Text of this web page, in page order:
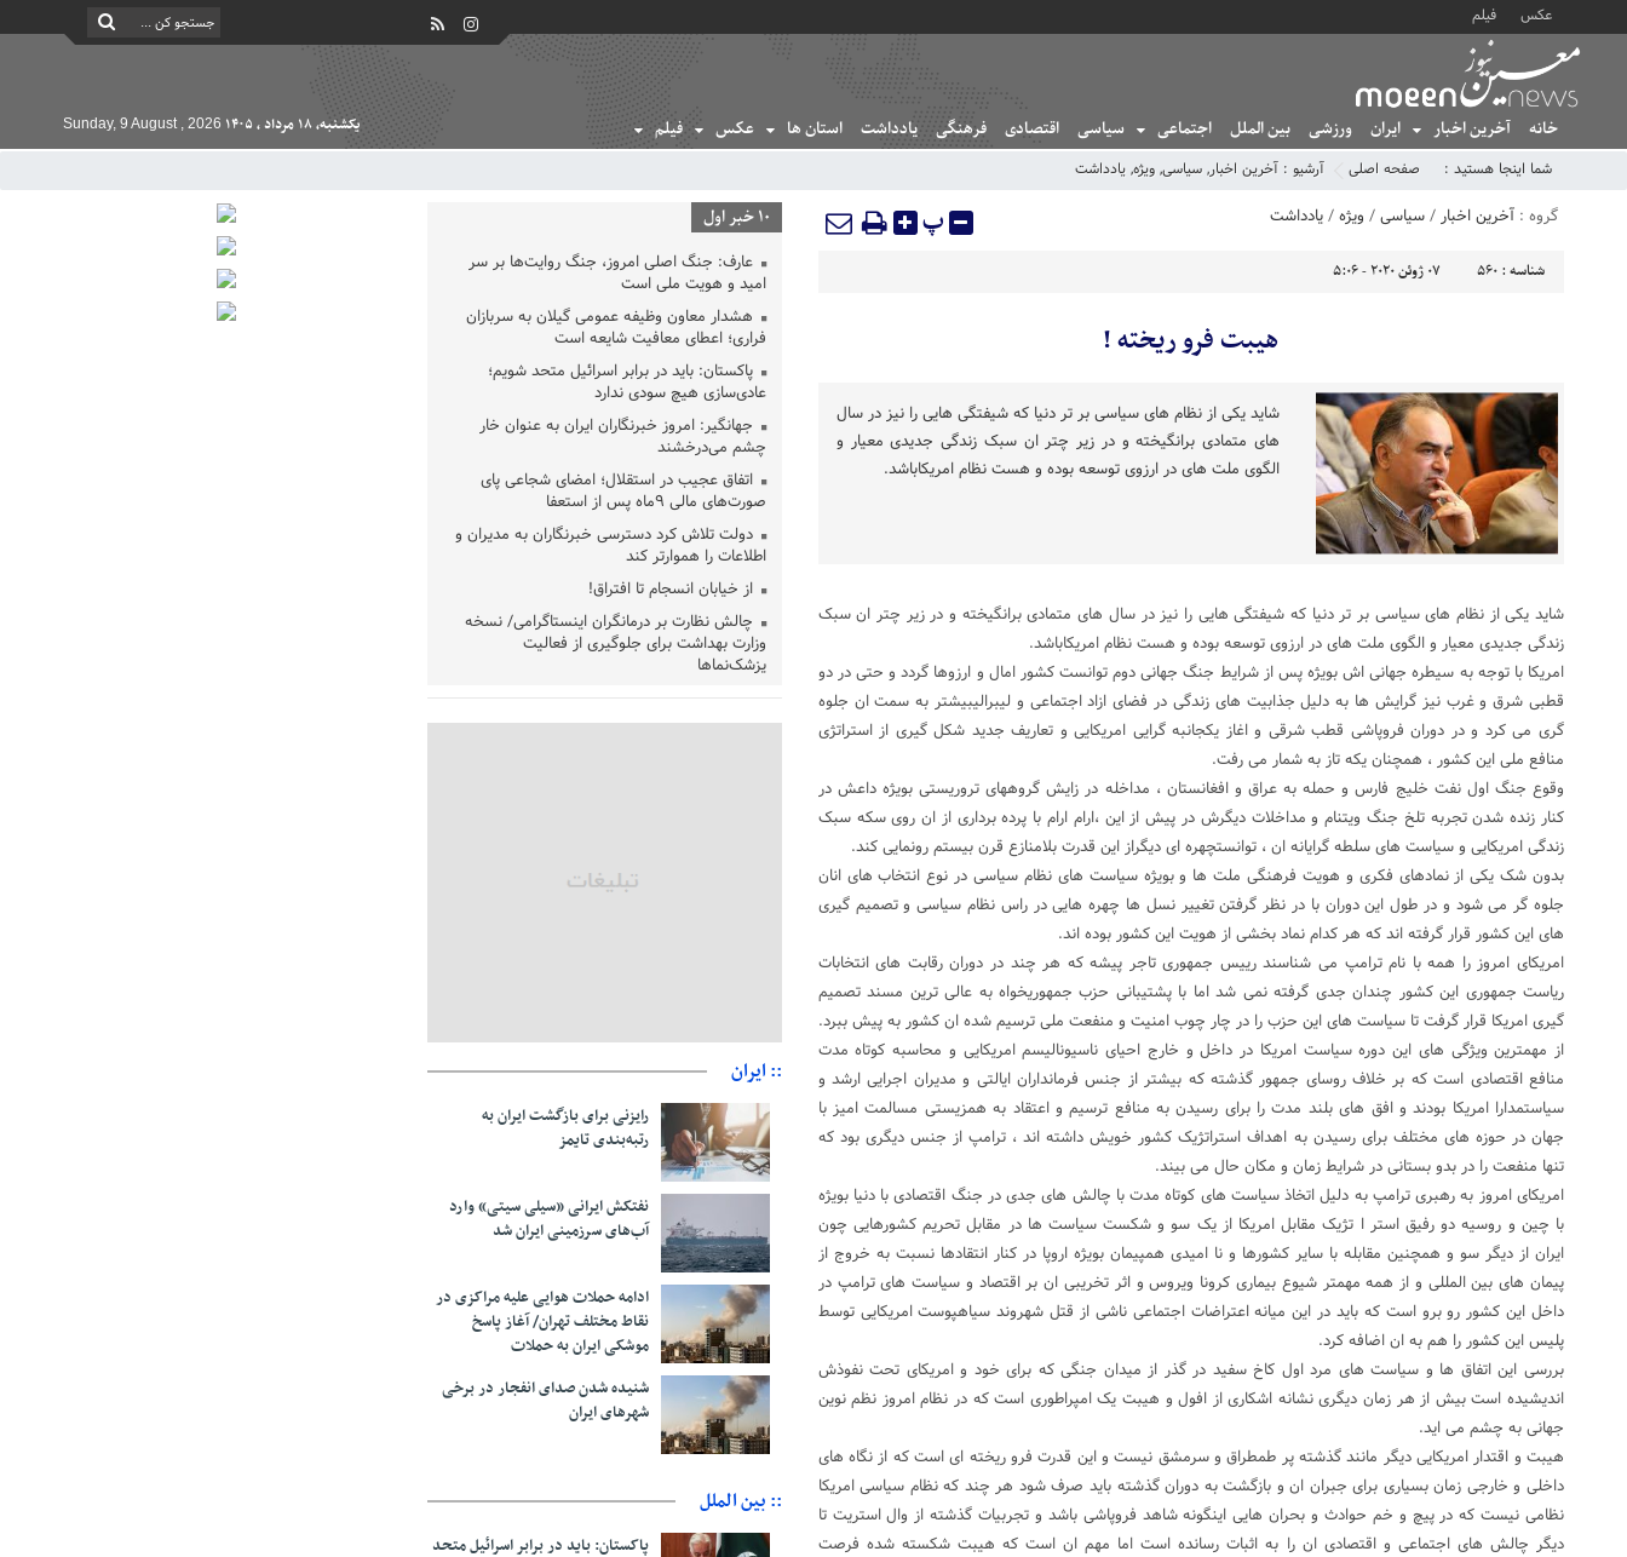
عکس فیلم
خانه آخرین اخبار ایران ورزشی بین الملل اجتماعی سیاسی اقتصادی فرهنگی یادداشت استان ها عکس فیلم یکشنبه, ۱۸ مرداد , ۱۴۰۵ Sunday, 9 August , 2026
شما اینجا هستید : صفحه اصلی آرشیو : آخرین اخبار, سیاسی, ویژه, یادداشت
گروه : آخرین اخبار/سیاسی/ ویژه/یادداشت پ
شناسه : 560 07 ژوئن 2020 - 5:06
هیبت فرو ریخته !
شاید یکی از نظام های سیاسی بر تر دنیا که شیفتگی هایی را نیز در سال
های متمادی برانگیخته و در زیر چتر ان سبک زندگی جدیدی معیار و
الگوی ملت های در ارزوی توسعه بوده و هست نظام امریکاباشد.
شاید یکی از نظام های سیاسی بر تر دنیا که شیفتگی هایی را نیز در سال های متمادی برانگیخته و در زیر چتر ان سبک
زندگی جدیدی معیار و الگوی ملت های در ارزوی توسعه بوده و هست نظام امریکاباشد.
امریکا با توجه به سیطره جهانی اش بویژه پس از شرایط جنگ جهانی دوم توانست کشور امال و ارزوها گردد و حتی در دو
قطبی شرق و غرب نیز گرایش ها به دلیل جذابیت های زندگی در فضای ازاد اجتماعی و لیبرالیبیشتر به سمت ان جلوه
گری می کرد و در دوران فروپاشی قطب شرقی و اغاز یکجانبه گرایی امریکایی و تعاریف جدید شکل گیری از استراتژی
منافع ملی این کشور ، همچنان یکه تاز به شمار می رفت.
وقوع جنگ اول نفت خلیج فارس و حمله به عراق و افغانستان ، مداخله در زایش گروههای تروریستی بویژه داعش در
کنار زنده شدن تجربه تلخ جنگ ویتنام و مداخلات دیگرش در پیش از این ،ارام ارام با پرده برداری از ان روی سکه سبک
زندگی امریکایی و سیاست های سلطه گرایانه ان ، توانستچهره ای دیگراز این قدرت بلامنازع قرن بیستم رونمایی کند.
بدون شک یکی از نمادهای فکری و هویت فرهنگی ملت ها و بویژه سیاست های نظام سیاسی در نوع انتخاب های انان
جلوه گر می شود و در طول این دوران با در نظر گرفتن تغییر نسل ها چهره هایی در راس نظام سیاسی و تصمیم گیری
های این کشور قرار گرفته اند که هر کدام نماد بخشی از هویت این کشور بوده اند.
امریکای امروز را همه با نام ترامپ می شناسند رییس جمهوری تاجر پیشه که هر چند در دوران رقابت های انتخابات
ریاست جمهوری این کشور چندان جدی گرفته نمی شد اما با پشتیبانی حزب جمهوریخواه به عالی ترین مسند تصمیم
گیری امریکا قرار گرفت تا سیاست های این حزب را در چار چوب امنیت و منفعت ملی ترسیم شده ان کشور به پیش ببرد.
از مهمترین ویژگی های این دوره سیاست امریکا در داخل و خارج احیای ناسیونالیسم امریکایی و محاسبه کوتاه مدت
منافع اقتصادی است که بر خلاف روسای جمهور گذشته که بیشتر از جنس فرمانداران ایالتی و مدیران اجرایی ارشد و
سیاستمدارا امریکا بودند و افق های بلند مدت را برای رسیدن به منافع ترسیم و اعتقاد به همزیستی مسالمت امیز با
جهان در حوزه های مختلف برای رسیدن به اهداف استراتژیک کشور خویش داشته اند ، ترامپ از جنس دیگری بود که
تنها منفعت را در بدو بستانی در شرایط زمان و مکان حال می بیند.
امریکای امروز به رهبری ترامپ به دلیل اتخاذ سیاست های کوتاه مدت با چالش های جدی در جنگ اقتصادی با دنیا بویژه
با چین و روسیه دو رفیق استر ا تژیک مقابل امریکا از یک سو و شکست سیاست ها در مقابل تحریم کشورهایی چون
ایران از دیگر سو و همچنین مقابله با سایر کشورها و نا امیدی همپیمان بویژه اروپا در کنار انتقادها نسبت به خروج از
پیمان های بین المللی و از همه مهمتر شیوع بیماری کرونا ویروس و اثر تخریبی ان بر اقتصاد و سیاست های ترامپ در
داخل این کشور رو برو است که باید در این میانه اعتراضات اجتماعی ناشی از قتل شهروند سیاهپوست امریکایی توسط
پلیس این کشور را هم به ان اضافه کرد.
بررسی این اتفاق ها و سیاست های مرد اول کاخ سفید در گذر از میدان جنگی که برای خود و امریکای تحت نفوذش
اندیشیده است بیش از هر زمان دیگری نشانه اشکاری از افول و هیبت یک امپراطوری است که در نظام امروز نظم نوین
جهانی به چشم می اید.
هیبت و اقتدار امریکایی دیگر مانند گذشته پر طمطراق و سرمشق نیست و این قدرت فرو ریخته ای است که از نگاه های
داخلی و خارجی زمان بسیاری برای جبران ان و بازگشت به دوران گذشته باید صرف شود هر چند که نظام سیاسی امریکا
نظامی نیست که در پیچ و خم حوادث و بحران هایی اینگونه شاهد فروپاشی باشد و تجربیات گذشته از وال استریت تا
دیگر چالش های اجتماعی و اقتصادی ان را به اثبات رسانده است اما مهم ان است که هیبت شکسته شده فرصت
10 خبر اول
عارف: جنگ اصلی امروز، جنگ روایت‌ها بر سر
امید و هویت ملی است
هشدار معاون وظیفه عمومی گیلان به سربازان
فراری؛ اعطای معافیت شایعه است
پاکستان: باید در برابر اسرائیل متحد شویم؛
عادی‌سازی هیچ سودی ندارد
جهانگیر: امروز خبرنگاران ایران به عنوان خار
چشم می‌درخشند
اتفاق عجیب در استقلال؛ امضای شجاعی پای
صورت‌های مالی ٩ماه پس از استعفا
دولت تلاش کرد دسترسی خبرنگاران به مدیران و
اطلاعات را هموارتر کند
از خیابان انسجام تا افتراق!
چالش نظارت بر درمانگران اینستاگرامی/ نسخه
وزارت بهداشت برای جلوگیری از فعالیت
پزشک‌نماها
پشتیبانی از زنجیره ارزش بادام زمینی در اولویت
حمایت از مرزنشینان نباید به زیان تولید باشد/
مواد اولیه با کولبری وارد شود
:: ایران
رایزنی برای بازگشت ایران به
رتبه‌بندی تایمز
نفتکش ایرانی «سیلی سیتی» وارد
آب‌های سرزمینی ایران شد
ادامه حملات هوایی علیه مراکزی در
نقاط مختلف تهران/ آغاز پاسخ
موشکی ایران به حملات
شنیده شدن صدای انفجار در برخی
شهرهای ایران
:: بین الملل
پاکستان: باید در برابر اسرائیل متحد